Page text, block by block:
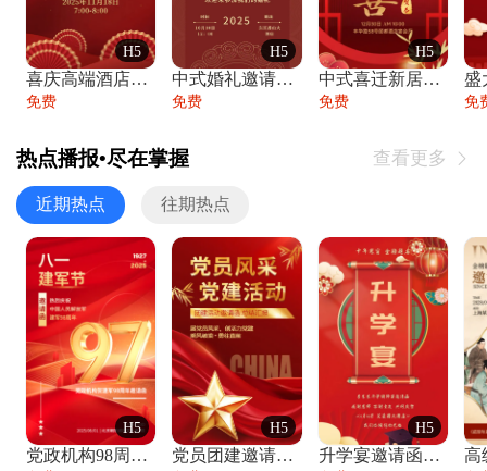
H5
喜庆高端酒店开业大吉邀请函
免费
H5
中式婚礼邀请函中国风传统复古婚礼请柬请帖
免费
H5
中式喜迁新居乔迁之喜邀请函宴会请帖
免费 免
热点播报•尽在掌握 查看更多 
近期热点 往期热点
H5
党政机构98周年八一建军节庆祝晚会活动邀
H5
党员团建邀请函党建活动风采党会工作汇报总
H5
升学宴邀请函喜报金榜题名高端谢师宴邀请函